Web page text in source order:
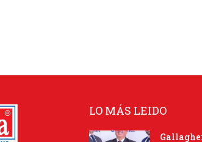
LO MÁS LEIDO